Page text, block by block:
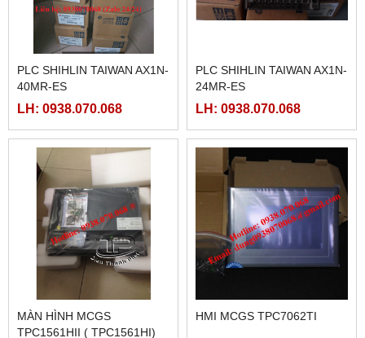
PLC SHIHLIN TAIWAN AX1N-
40MR-ES
LH: 0938.070.068
PLC SHIHLIN TAIWAN AX1N-
24MR-ES
LH: 0938.070.068
MÀN HÌNH MCGS
TPC1561HII ( TPC1561HI)
HMI MCGS TPC7062TI